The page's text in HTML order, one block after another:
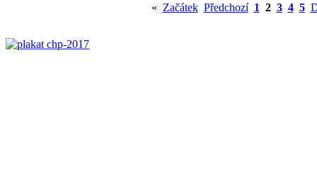
« Začátek Předchozí 1 2 3 4 5